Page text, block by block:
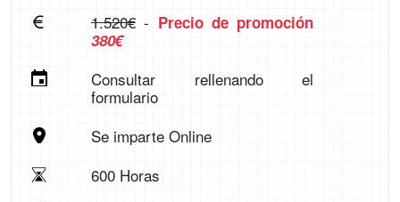
1.520€- Precio de promoción
380€
Consultar rellenando el
formulario
Se imparte Online
600 Horas